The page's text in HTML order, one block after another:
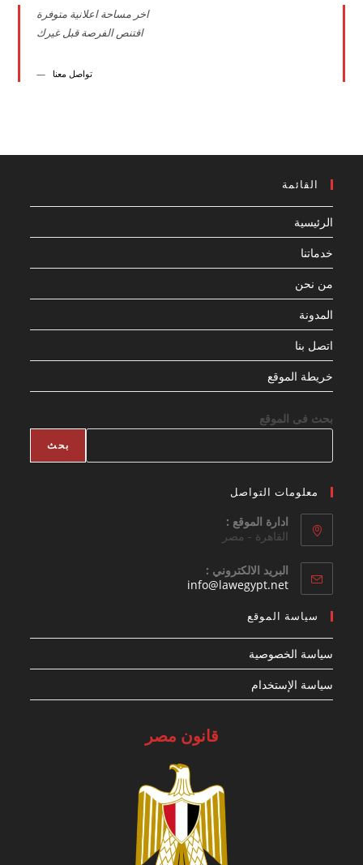
اخر مساحة اعلانية متوفرة
اقتنص الفرصة قبل غيرك
تواصل معنا
القائمة
الرئيسية
خدماتنا
من نحن
المدونة
اتصل بنا
خريطة الموقع
بحث فى الموقع
بحث
معلومات التواصل
ادارة الموقع :
القاهرة - مصر
البريد الالكتروني :
info@lawegypt.net
سياسة الموقع
سياسة الخصوصية
سياسة الإستخدام
قانون مصر